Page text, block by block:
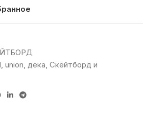
, union, дека, Скейтборд и